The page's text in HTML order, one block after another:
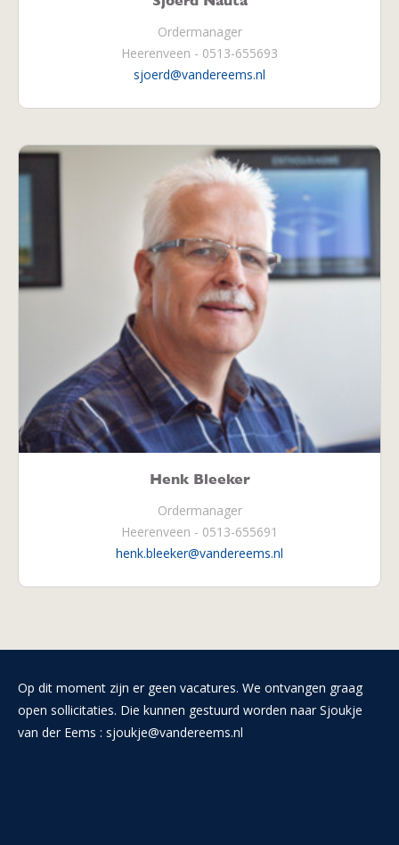
Ordermanager
Heerenveen - 0513-655693
sjoerd@vandereems.nl
Henk Bleeker
Ordermanager
Heerenveen - 0513-655691
henk.bleeker@vandereems.nl
Op dit moment zijn er geen vacatures. We ontvangen graag
open sollicitaties. Die kunnen gestuurd worden naar Sjoukje
van der Eems : sjoukje@vandereems.nl